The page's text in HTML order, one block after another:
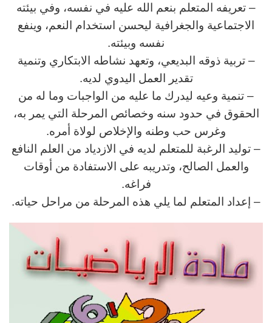
– تعريفه المتعلم بنعم الله عليه في نفسه، وفي بيئته
الاجتماعية والجغرافية ليحسن استخدام النعم، وينفع
نفسه وبيئته.
– تربية ذوقه البديعي، وتعهد نشاطه الابتكاري وتنمية
تقدير العمل اليدوي لديه.
– تنمية وعيه ليدرك ما عليه من الواجبات وما له من
الحقوق في حدود سنه وخصائص المرحلة التي يمر به،
وغرس حب وطنه والإخلاص لولاة أمره.
– توليد الرغبة للمتعلم لديه في الازدياد من العلم النافع
والعمل الصالح، وتدريبه على الاستفادة من أوقات
فراغه.
– إعداد المتعلم لما يلي هذه المرحلة من مراحل حياته.